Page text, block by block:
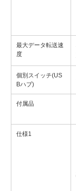
最大データ転送速
度
個別スイッチ(US
Bハブ)
付属品
仕様1